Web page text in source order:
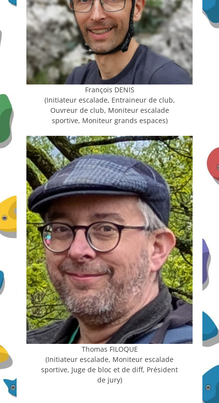
François DENIS
(Initiateur escalade, Entraineur de club,
Ouvreur de club, Moniteur escalade
sportive, Moniteur grands espaces)
Thomas FILOQUE
(Initiateur escalade, Moniteur escalade
sportive, Juge de bloc et de diff, Président
de jury)